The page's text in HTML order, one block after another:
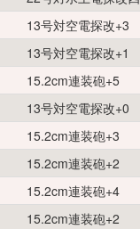
13号対空電探改+3
13号対空電探改+1
15.2cm連装砲+5
13号対空電探改+0
15.2cm連装砲+3
15.2cm連装砲+2
15.2cm連装砲+4
15.2cm連装砲+2